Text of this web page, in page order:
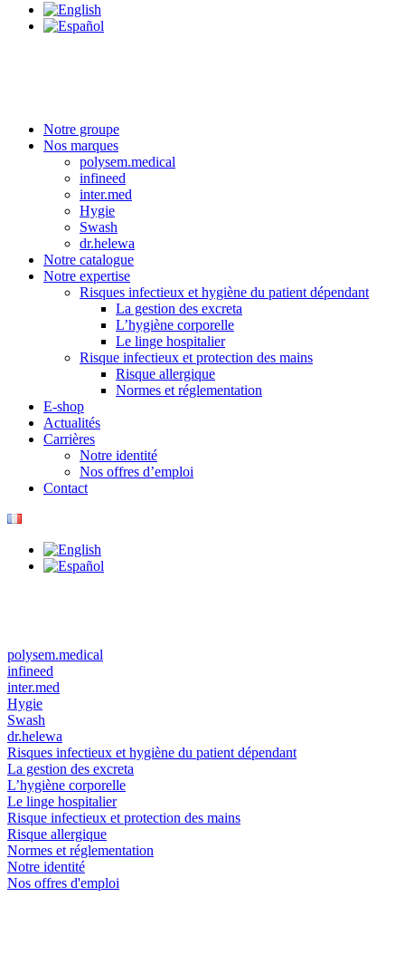
Notre groupe
Nos marques
polysem.medical
infineed
inter.med
Hygie
Swash
dr.helewa
Notre catalogue
Notre expertise
Risques infectieux et hygiène du patient dépendant
La gestion des excreta
L’hygiène corporelle
Le linge hospitalier
Risque infectieux et protection des mains
Risque allergique
Normes et réglementation
E-shop
Actualités
Carrières
Notre identité
Nos offres d’emploi
Contact
polysem.medical
infineed
inter.med
Hygie
Swash
dr.helewa
Risques infectieux et hygiène du patient dépendant
La gestion des excreta
L’hygiène corporelle
Le linge hospitalier
Risque infectieux et protection des mains
Risque allergique
Normes et réglementation
Notre identité
Nos offres d'emploi